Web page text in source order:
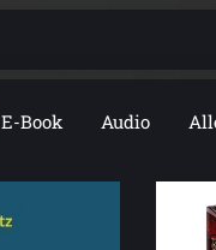
E-Book Audio